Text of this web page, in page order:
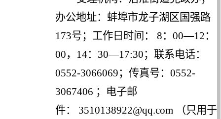
办公地址：蚌埠市龙子湖区国强路
173号；工作日时间： 8：00—12：
00，14：30—17:30；联系电话：
0552-3066069；传真号：0552-
3067406 ；电子邮
件： 3510138922@qq.com （只用于